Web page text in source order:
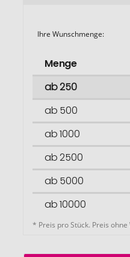
Ihre Wunschmenge:
Menge
ab 250
ab 500
ab 1000
ab 2500
ab 5000
ab 10000
* Preis pro Stück. Preis